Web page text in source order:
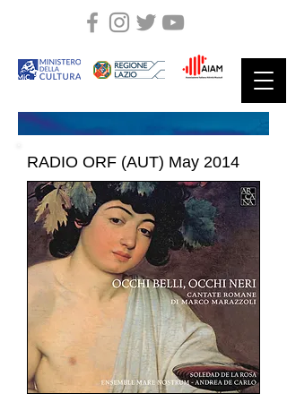
RADIO ORF (AUT) May 2014